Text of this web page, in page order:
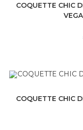
COQUETTE CHIC
COQUETTE CHIC